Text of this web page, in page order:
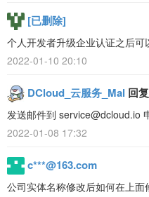
[已删除]
个人开发者升级企业认证之后可
2022-01-10 20:10
DCloud_云服务_Mal 回复
发送邮件到 service@dcloud.io
2022-01-08 17:32
c***@163.com
公司实体名称修改后如何在上面